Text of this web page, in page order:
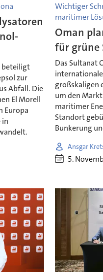
beteiligt
zur
Abfall. Die
El Morell
Europa
in
Wichtiger
maritimer
Oman
für grüne
Das Sultanat
großskaligen
um den
maritimer
Standort
Bunkerung
Ansgar
5.